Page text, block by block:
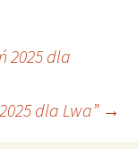
2025 dla
dla Lwa” →